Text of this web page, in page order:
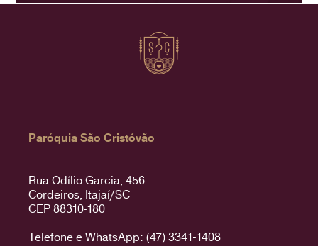
Paróquia São Cristóvão
Rua Odílio Garcia, 456
Cordeiros, Itajaí/SC
CEP 88310-180
Telefone e WhatsApp: (47) 3341-1408